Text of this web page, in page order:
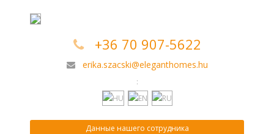
+36 70 907-5622
erika.szacski@eleganthomes.hu
:
Данные нашего сотрудника